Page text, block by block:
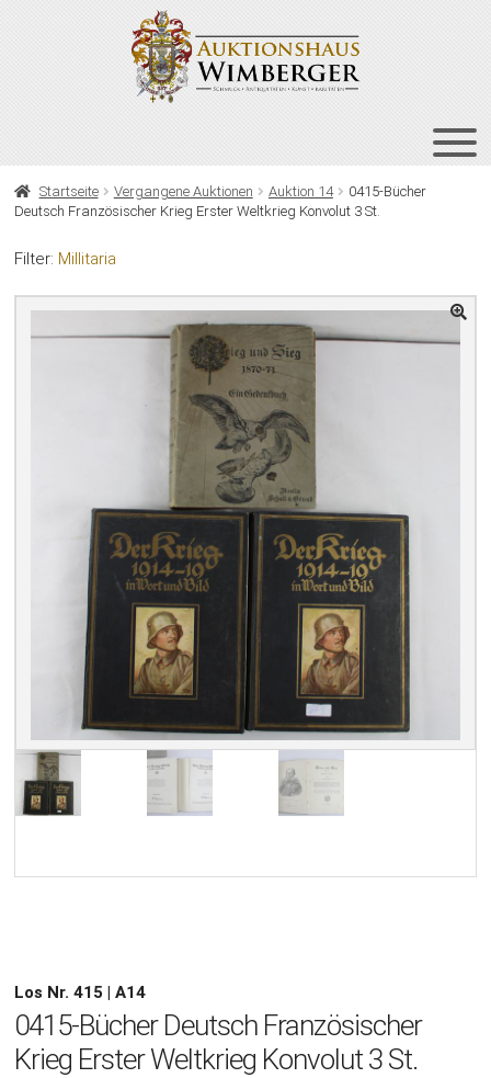
HOME
VERGANGENE AUKTIONEN
Startseite Vergangene Auktionen Auktion 14
0415-Bücher
Deutsch Französischer Krieg Erster Weltkrieg Konvolut 3 St.
Filter: Millitaria
Los Nr. 415 | A14
0415-Bücher Deutsch Französischer
Krieg Erster Weltkrieg Konvolut 3 St.